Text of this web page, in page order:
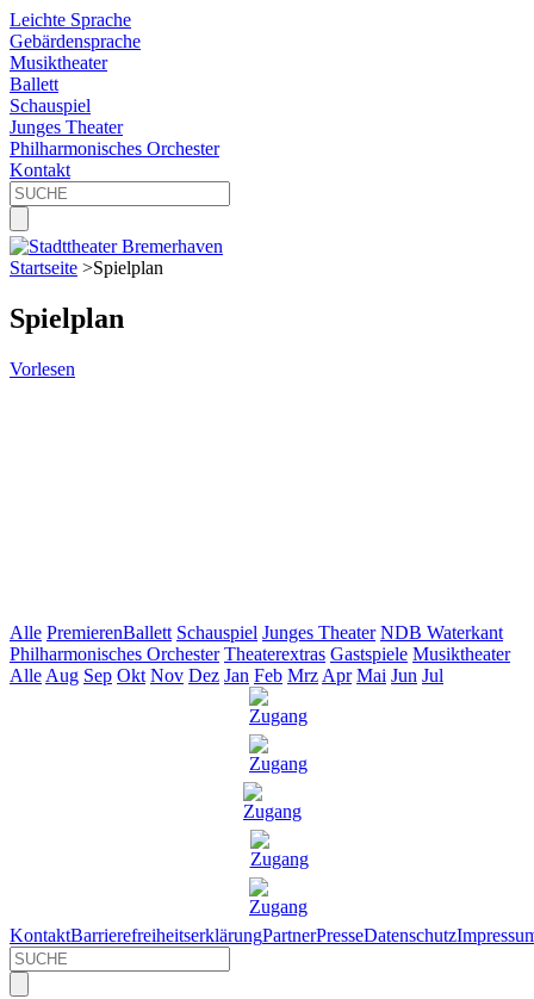
Leichte Sprache
Gebärdensprache
Musiktheater
Ballett
Schauspiel
Junges Theater
Philharmonisches Orchester
Kontakt
Startseite >Spielplan
Spielplan
Vorlesen
Alle PremierenBallett Schauspiel Junges Theater NDB Waterkant
Philharmonisches Orchester Theaterextras Gastspiele Musiktheater
Alle Aug Sep Okt Nov Dez Jan Feb Mrz Apr Mai Jun Jul
KontaktBarrierefreiheitserklärungPartnerPresseDatenschutz